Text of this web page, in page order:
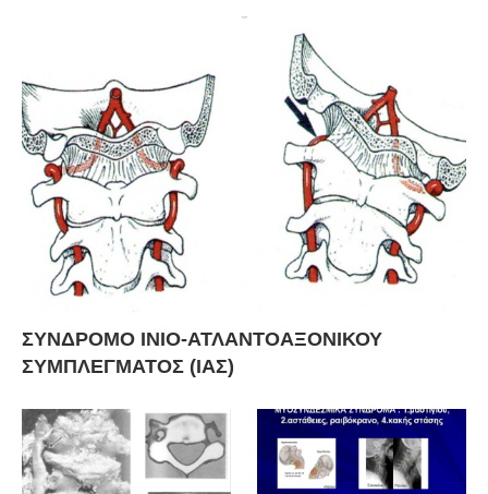
ΣΥΝΔΡΟΜΟ ΙΝΙΟ-ΑΤΛΑΝΤΟΑΞΟΝΙΚΟΥ
ΣΥΜΠΛΕΓΜΑΤΟΣ (ΙΑΣ)